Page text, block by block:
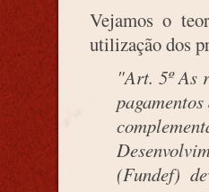
Vejamos o
utilização dos
"Art. 5º As
(Fundef)